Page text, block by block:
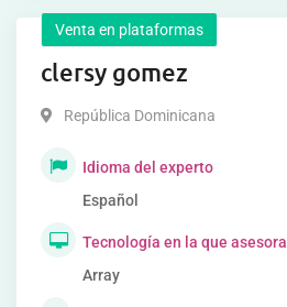
Venta en plataformas
clersy gomez
República Dominicana
Idioma del experto
Español
Tecnología en la que asesora
Array